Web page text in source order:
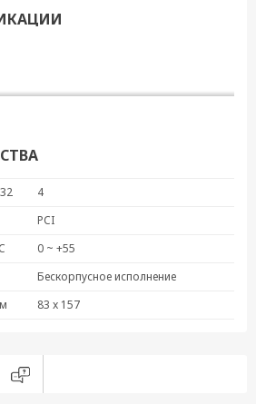
4
PCI
0 ~ +55
Бескорпусное исполнение
83 x 157